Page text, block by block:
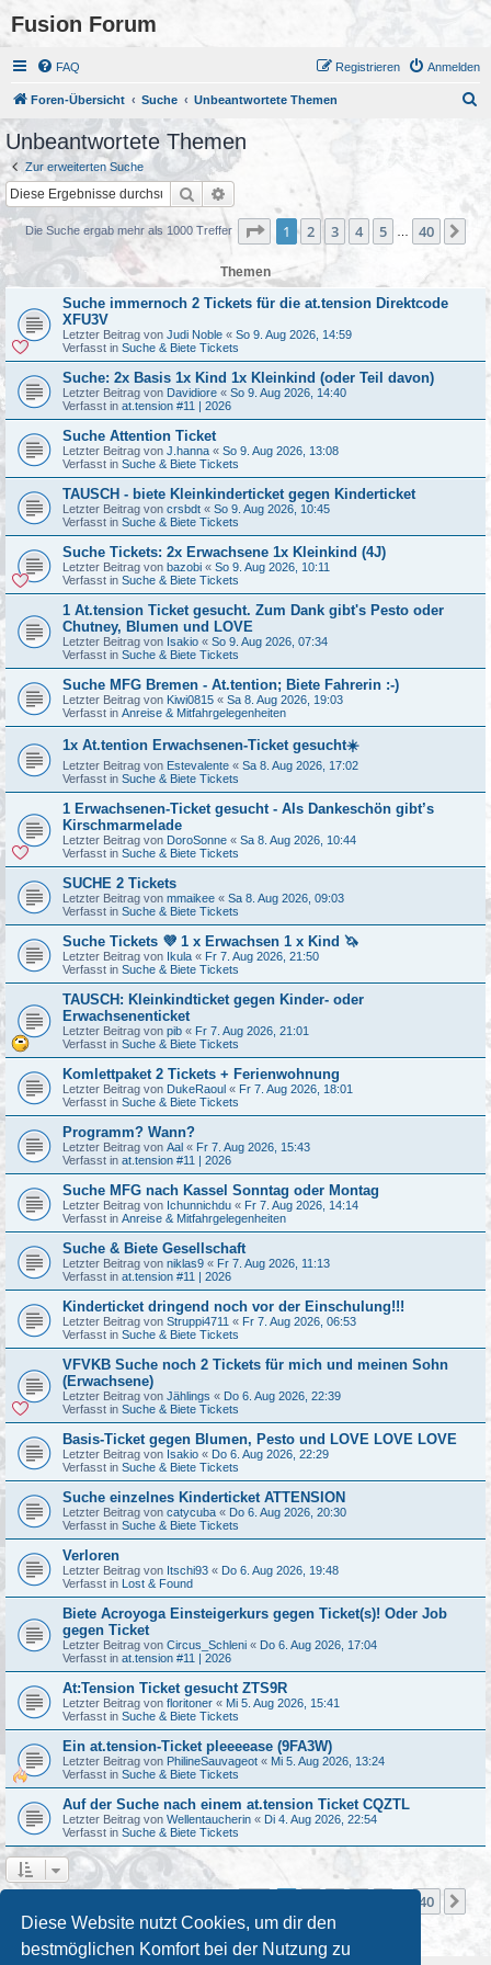
Diese Website nutzt Cookies, um dir den
bestmöglichen Komfort bei der Nutzung zu
Fusion Forum
FAQ Anmelden
Registrieren
Foren-Übersicht Suche Unbeantwortete Themen
Unbeantwortete Themen
Zur erweiterten Suche
Suche Erweiterte Suche
Die Suche ergab mehr als 1000 Treffer Seite 1von 40
1 2 3 4 5 40
Themen
Suche immernoch 2 Tickets für die at.tension Direktcode
XFU3V
Letzter Beitrag von Judi Noble « So 9. Aug 2026, 14:59
Verfasst in Suche & Biete Tickets
Suche: 2x Basis 1x Kind 1x Kleinkind (oder Teil davon)
Letzter Beitrag von Davidiore « So 9. Aug 2026, 14:40
Verfasst in at.tension #11 | 2026
Suche Attention Ticket
Letzter Beitrag von J.hanna « So 9. Aug 2026, 13:08
Verfasst in Suche & Biete Tickets
TAUSCH - biete Kleinkinderticket gegen Kinderticket
Letzter Beitrag von crsbdt « So 9. Aug 2026, 10:45
Verfasst in Suche & Biete Tickets
Suche Tickets: 2x Erwachsene 1x Kleinkind (4J)
Letzter Beitrag von bazobi « So 9. Aug 2026, 10:11
Verfasst in Suche & Biete Tickets
1 At.tension Ticket gesucht. Zum Dank gibt's Pesto oder
Chutney, Blumen und LOVE
Letzter Beitrag von Isakio « So 9. Aug 2026, 07:34
Verfasst in Suche & Biete Tickets
Suche MFG Bremen - At.tention; Biete Fahrerin :-)
Letzter Beitrag von Kiwi0815 « Sa 8. Aug 2026, 19:03
Verfasst in Anreise & Mitfahrgelegenheiten
1x At.tention Erwachsenen-Ticket gesucht☀️
Letzter Beitrag von Estevalente « Sa 8. Aug 2026, 17:02
Verfasst in Suche & Biete Tickets
1 Erwachsenen-Ticket gesucht - Als Dankeschön gibt’s
Kirschmarmelade
Letzter Beitrag von DoroSonne « Sa 8. Aug 2026, 10:44
Verfasst in Suche & Biete Tickets
SUCHE 2 Tickets
Letzter Beitrag von mmaikee « Sa 8. Aug 2026, 09:03
Verfasst in Suche & Biete Tickets
Suche Tickets 💜 1 x Erwachsen 1 x Kind 🦄
Letzter Beitrag von Ikula « Fr 7. Aug 2026, 21:50
Verfasst in Suche & Biete Tickets
TAUSCH: Kleinkindticket gegen Kinder- oder
Erwachsenenticket
Letzter Beitrag von pib « Fr 7. Aug 2026, 21:01
Verfasst in Suche & Biete Tickets
Komlettpaket 2 Tickets + Ferienwohnung
Letzter Beitrag von DukeRaoul « Fr 7. Aug 2026, 18:01
Verfasst in Suche & Biete Tickets
Programm? Wann?
Letzter Beitrag von Aal « Fr 7. Aug 2026, 15:43
Verfasst in at.tension #11 | 2026
Suche MFG nach Kassel Sonntag oder Montag
Letzter Beitrag von Ichunnichdu « Fr 7. Aug 2026, 14:14
Verfasst in Anreise & Mitfahrgelegenheiten
Suche & Biete Gesellschaft
Letzter Beitrag von niklas9 « Fr 7. Aug 2026, 11:13
Verfasst in at.tension #11 | 2026
Kinderticket dringend noch vor der Einschulung!!!
Letzter Beitrag von Struppi4711 « Fr 7. Aug 2026, 06:53
Verfasst in Suche & Biete Tickets
VFVKB Suche noch 2 Tickets für mich und meinen Sohn
(Erwachsene)
Letzter Beitrag von Jählings « Do 6. Aug 2026, 22:39
Verfasst in Suche & Biete Tickets
Basis-Ticket gegen Blumen, Pesto und LOVE LOVE LOVE
Letzter Beitrag von Isakio « Do 6. Aug 2026, 22:29
Verfasst in Suche & Biete Tickets
Suche einzelnes Kinderticket ATTENSION
Letzter Beitrag von catycuba « Do 6. Aug 2026, 20:30
Verfasst in Suche & Biete Tickets
Verloren
Letzter Beitrag von Itschi93 « Do 6. Aug 2026, 19:48
Verfasst in Lost & Found
Biete Acroyoga Einsteigerkurs gegen Ticket(s)! Oder Job
gegen Ticket
Letzter Beitrag von Circus_Schleni « Do 6. Aug 2026, 17:04
Verfasst in at.tension #11 | 2026
At:Tension Ticket gesucht ZTS9R
Letzter Beitrag von floritoner « Mi 5. Aug 2026, 15:41
Verfasst in Suche & Biete Tickets
Ein at.tension-Ticket pleeeease (9FA3W)
Letzter Beitrag von PhilineSauvageot « Mi 5. Aug 2026, 13:24
Verfasst in Suche & Biete Tickets
Auf der Suche nach einem at.tension Ticket CQZTL
Letzter Beitrag von Wellentaucherin « Di 4. Aug 2026, 22:54
Verfasst in Suche & Biete Tickets
40